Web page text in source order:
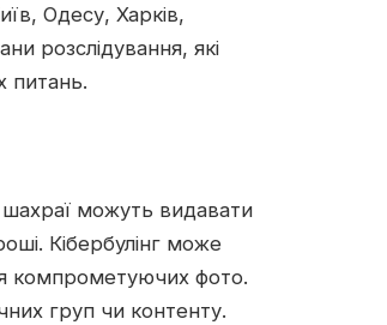
Одесу, Харків,
розслідування, які
питань.
шахраї можуть видавати
Кібербулінг може
компрометуючих фото.
груп чи контенту.